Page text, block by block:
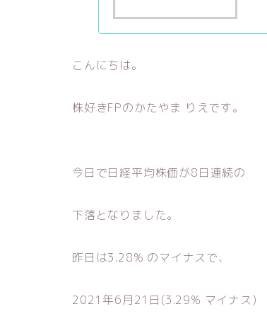
こんにちは。
株好きFPのかたやま りえです。
今日で日経平均株価が8日連続の
下落となりました。
昨日は3.28% のマイナスで、
2021年6月21日(3.29% マイナス)